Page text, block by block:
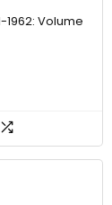
1962: Volume